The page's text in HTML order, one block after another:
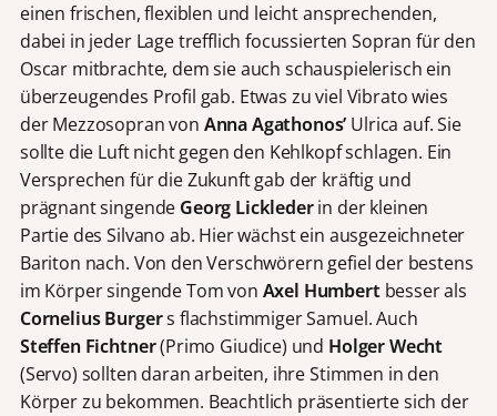
einen frischen, flexiblen und leicht ansprechenden,
dabei in jeder Lage trefflich focussierten Sopran für den
Oscar mitbrachte, dem sie auch schauspielerisch ein
überzeugendes Profil gab. Etwas zu viel Vibrato wies
der Mezzosopran von Anna Agathonos’ Ulrica auf. Sie
sollte die Luft nicht gegen den Kehlkopf schlagen. Ein
Versprechen für die Zukunft gab der kräftig und
prägnant singende Georg Licklederin der kleinen
Partie des Silvano ab. Hier wächst ein ausgezeichneter
Bariton nach. Von den Verschwörern gefiel der bestens
im Körper singende Tom von Axel Humbertbesser als
Cornelius Burgers flachstimmiger Samuel. Auch
Steffen Fichtner(Primo Giudice) und Holger Wecht
(Servo) sollten daran arbeiten, ihre Stimmen in den
Körper zu bekommen. Beachtlich präsentierte sich der